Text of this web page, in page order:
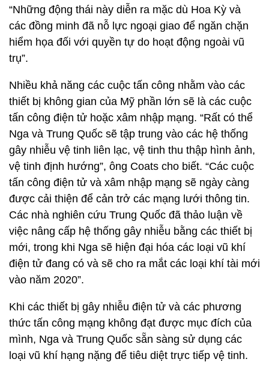
“Những động thái này diễn ra mặc dù Hoa Kỳ và
các đồng minh đã nỗ lực ngoại giao để ngăn chặn
hiểm họa đối với quyền tự do hoạt động ngoài vũ
trụ”.
Nhiều khả năng các cuộc tấn công nhằm vào các
thiết bị không gian của Mỹ phần lớn sẽ là các cuộc
tấn công điện tử hoặc xâm nhập mạng. “Rất có thể
Nga và Trung Quốc sẽ tập trung vào các hệ thống
gây nhiễu vệ tinh liên lạc, vệ tinh thu thập hình ảnh,
vệ tinh định hướng”, ông Coats cho biết. “Các cuộc
tấn công điện tử và xâm nhập mạng sẽ ngày càng
được cải thiện để cản trở các mạng lưới thông tin.
Các nhà nghiên cứu Trung Quốc đã thảo luận về
việc nâng cấp hệ thống gây nhiễu bằng các thiết bị
mới, trong khi Nga sẽ hiện đại hóa các loại vũ khí
điện tử đang có và sẽ cho ra mắt các loại khí tài mới
vào năm 2020”.
Khi các thiết bị gây nhiễu điện tử và các phương
thức tấn công mạng không đạt được mục đích của
mình, Nga và Trung Quốc sẵn sàng sử dụng các
loại vũ khí hạng nặng để tiêu diệt trực tiếp vệ tinh.